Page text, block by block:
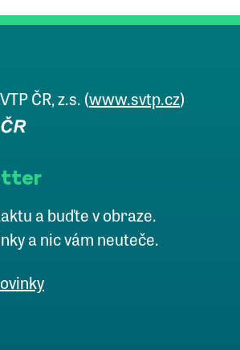
ČR, z.s. (www.svtp.cz)
a buďte v obraze.
a nic vám neuteče.